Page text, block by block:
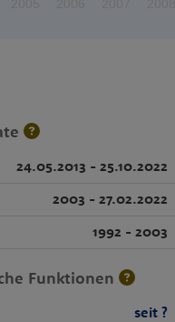
24.05.2013 - 25.10.2022
2003 - 27.02.2022
1992 - 2003
Funktionen
seit ?